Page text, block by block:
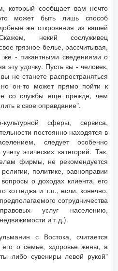
который сообщает вам нечто
может быть лишь способ
же откровения из вашей
некий сослуживец
грязное белье, рассчитывая,
же - пикантными сведениями о
эту удочку. Пусть вы - человек,
не станете распространяться
он-то может прямо пойти к
со службы еще прежде, чем
в свое оправдание".
культурной сферы, сервиса,
постоянно находятся в
следует особенно
этических категорий. Так,
фирмы, не рекомендуется
политике, равноправии
о доходах клиента, его
коттеджа и т.п., если, конечно,
сотрудничества
услуг населению,
и т.д.).
с Востока, считается
его о семье, здоровье жены, а
либо сувениры левой рукой"